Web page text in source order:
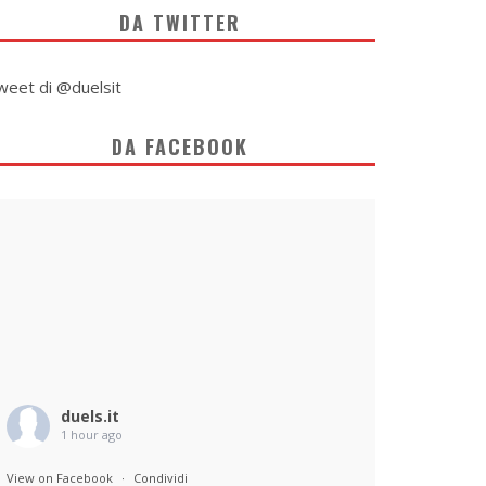
DA TWITTER
di @duelsit
DA FACEBOOK
duels.it
1 hour ago
View on Facebook · Condividi